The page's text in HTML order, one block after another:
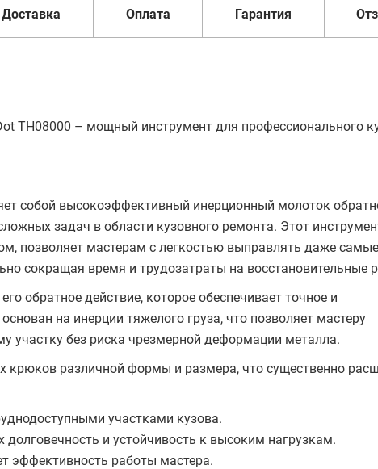
Доставка Оплата Гарантия
TH08000 – мощный инструмент для профессионального
собой высокоэффективный инерционный молоток
задач в области кузовного ремонта. Этот
позволяет мастерам с легкостью выправлять даже самые
сокращая время и трудозатраты на восстановительные
обратное действие, которое обеспечивает точное и
на инерции тяжелого груза, что позволяет мастеру
участку без риска чрезмерной деформации металла.
крюков различной формы и размера, что существенно
участками кузова.
и устойчивость к высоким нагрузкам.
эффективность работы мастера.